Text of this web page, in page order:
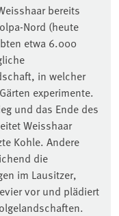
bereits
Nord (heute
etwa 6.000
in welcher
experimente.
und das Ende des
Weisshaar
Kohle. Andere
die
im Lausitzer,
vor und plädiert